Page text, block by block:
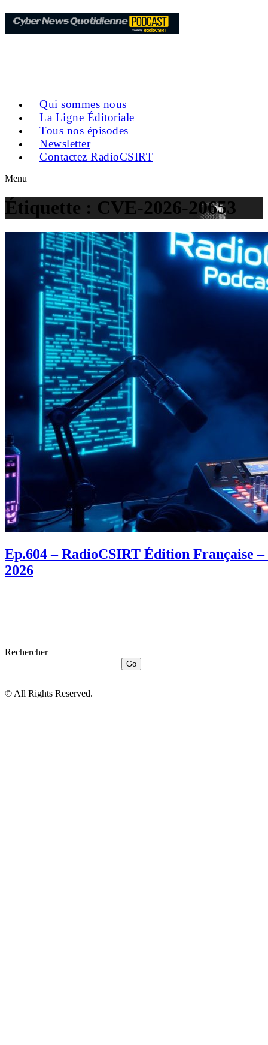
Qui sommes nous
La Ligne Éditoriale
Tous nos épisodes
Newsletter
Contactez RadioCSIRT
Menu
Étiquette : CVE-2026-20653
Ep.604 – RadioCSIRT Édition Française
2026
Rechercher
Go
© All Rights Reserved.